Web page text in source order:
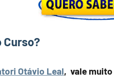
Curso?
Otávio Leal, vale muito